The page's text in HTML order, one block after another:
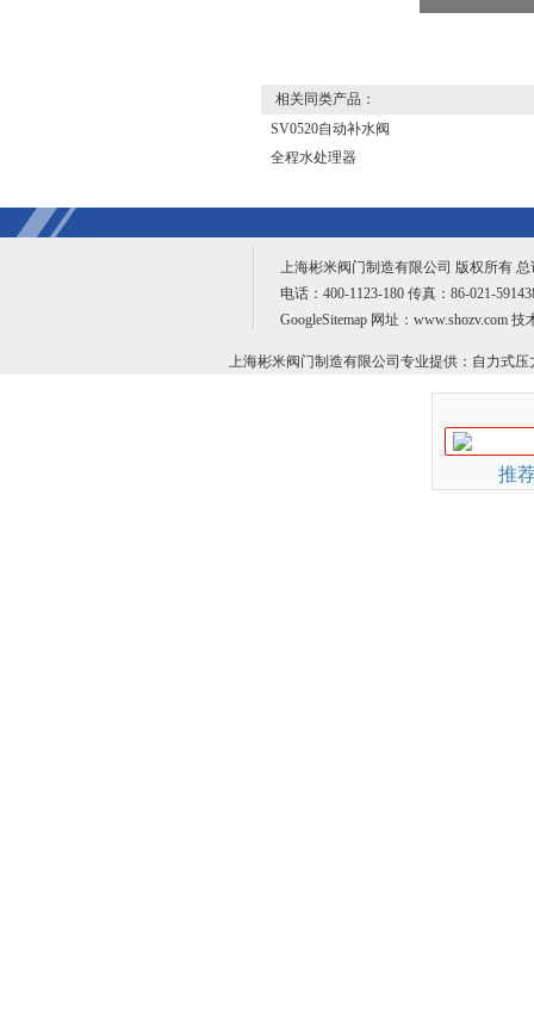
相关同类产品：
SV0520自动补水阀
全程水处理器
上海彬米阀门制造有限公司 版权所有
电话：400-1123-180 传真：86-021-
GoogleSitemap 网址：www.shozv.com 技
上海彬米阀门制造有限公司专业提供： 自力式压
推